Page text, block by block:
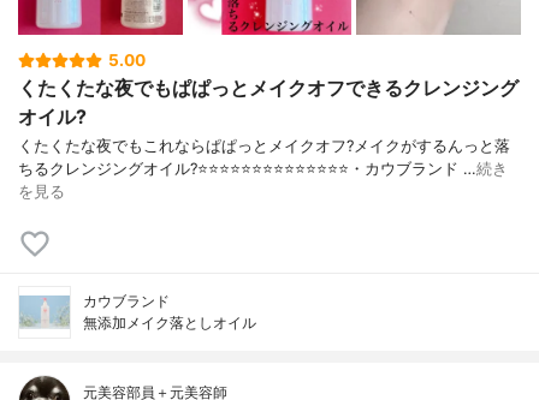
5.00
くたくたな夜でもぱぱっとメイクオフできるクレンジング
オイル?
くたくたな夜でもこれならぱぱっとメイクオフ?メイクがするんっと落
ちるクレンジングオイル?⭐️⭐️⭐️⭐️⭐️⭐️⭐️⭐️⭐️⭐️⭐️⭐️⭐️⭐️・カウブランド …続き
を見る
カウブランド
無添加メイク落としオイル
元美容部員＋元美容師